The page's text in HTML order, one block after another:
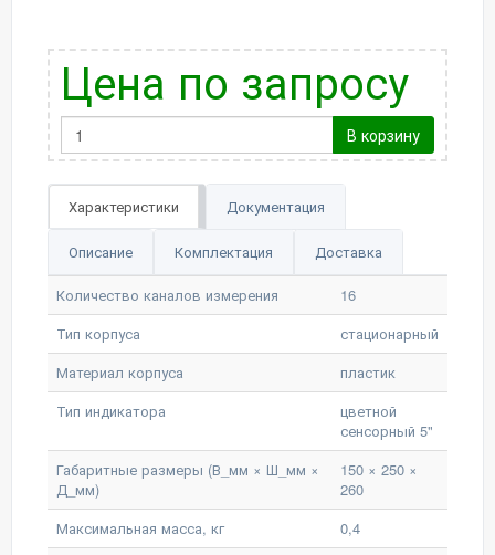
Цена по запросу
В корзину
Характеристики Документация
Описание Комплектация Доставка
Количество каналов измерения
16
Тип корпуса
стационарный
Материал корпуса
пластик
Тип индикатора
цветной
сенсорный 5"
Габаритные размеры (В_мм × Ш_мм ×
Д_мм)
150 × 250 ×
260
Максимальная масса, кг
0,4